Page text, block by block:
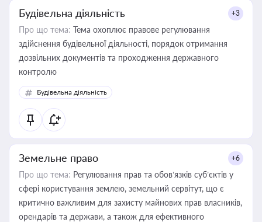
Будівельна діяльність +3
Про що тема: Тема охоплює правове регулювання
здійснення будівельної діяльності, порядок отримання
дозвільних документів та проходження державного
контролю
Будівельна діяльність
Земельне право +6
Про що тема: Регулювання прав та обов’язків суб’єктів у
сфері користування землею, земельний сервітут, що є
критично важливим для захисту майнових прав власників,
орендарів та держави, а також для ефективного